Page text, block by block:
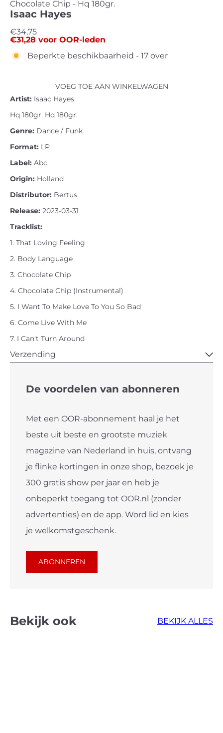
Chocolate Chip - Hq 180gr.
Isaac Hayes
Standaard
prijs
€34,75
€31,28 voor OOR-leden
Beperkte beschikbaarheid - 17 over
VOEG TOE AAN WINKELWAGEN
Artist: Isaac Hayes
Hq 180gr. Hq 180gr.
Genre: Dance / Funk
Format: LP
Label: Abc
Origin: Holland
Distributor: Bertus
Release: 2023-03-31
Tracklist:
1. That Loving Feeling
2. Body Language
3. Chocolate Chip
4. Chocolate Chip (Instrumental)
5. I Want To Make Love To You So Bad
6. Come Live With Me
7. I Can't Turn Around
Verzending
De voordelen van abonneren
Met een OOR-abonnement haal je het
beste uit beste en grootste muziek
magazine van Nederland in huis, ontvang
je flinke kortingen in onze shop, bezoek je
300 gratis show per jaar en heb je
onbeperkt toegang tot OOR.nl (zonder
advertenties) en de app. Word lid en kies
je welkomstgeschenk.
ABONNEREN
Bekijk ook BEKIJK ALLES